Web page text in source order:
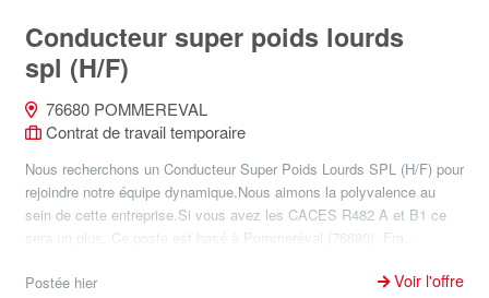
Conducteur super poids lourds
spl (H/F)
76680 POMMEREVAL
Contrat de travail temporaire
Nous recherchons un Conducteur Super Poids Lourds SPL (H/F) pour
rejoindre notre équipe dynamique.Nous aimons la polyvalence au
sein de cette entreprise.Si vous avez les CACES R482 A et B1 ce
sera un plus. Ce poste est basé à Pommeréval (76680), Fra...
Postée hier Voir l'offre